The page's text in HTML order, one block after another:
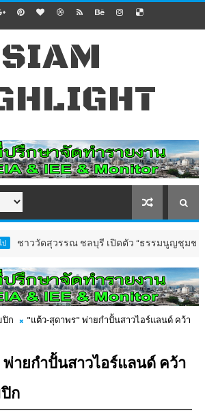
SIAM
สุวรรณ ชลบุรี เปิดตัว “ธรรมนูญชุมชนตำบลวัดสุ
ปิก
"แต้ว-สุดาพร" พ่ายกำปั้นสาวไอร์แลนด์ คว้า
ายกำปั้นสาวไอร์แลนด์ คว้า
ก